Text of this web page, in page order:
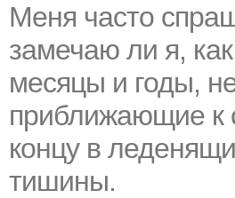
Меня часто
замечаю ли я,
месяцы и годы,
приближающие к
концу в
тишины.